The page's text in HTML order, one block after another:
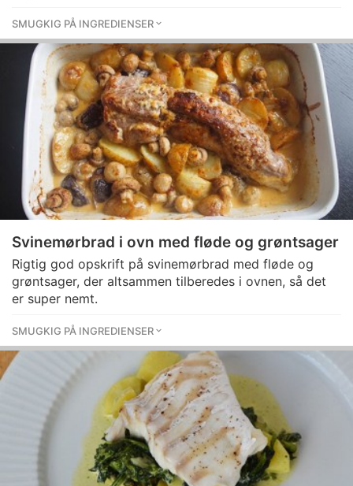
SMUGKIG PÅ INGREDIENSER
Svinemørbrad i ovn med fløde og grøntsager
Rigtig god opskrift på svinemørbrad med fløde og
grøntsager, der altsammen tilberedes i ovnen, så det
er super nemt.
SMUGKIG PÅ INGREDIENSER